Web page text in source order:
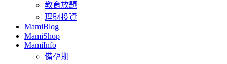
教育放題
理財投資
MamiBlog
MamiShop
MamiInfo
備孕期